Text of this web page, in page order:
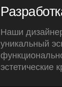
Наши
уникальный
эстетические